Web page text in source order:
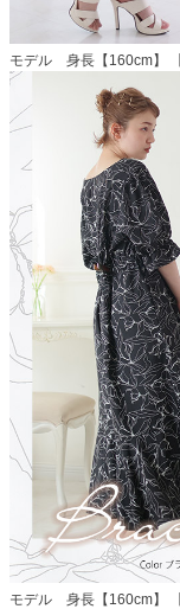
モデル 身長【160cm】
モデル 身長【160cm】